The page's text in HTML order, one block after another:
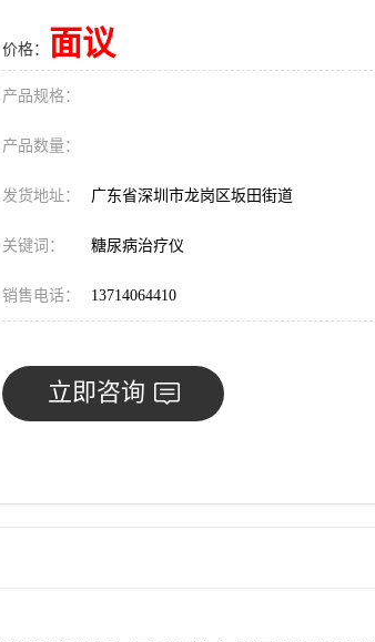
价格： 面议
产品规格：
产品数量：
发货地址： 广东省深圳市龙岗区坂田街道
关键词： 糖尿病治疗仪
销售电话： 13714064410
立即咨询